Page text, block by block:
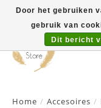
Home / Accesoires /
Door het gebruiken
gebruik van
Dit bericht